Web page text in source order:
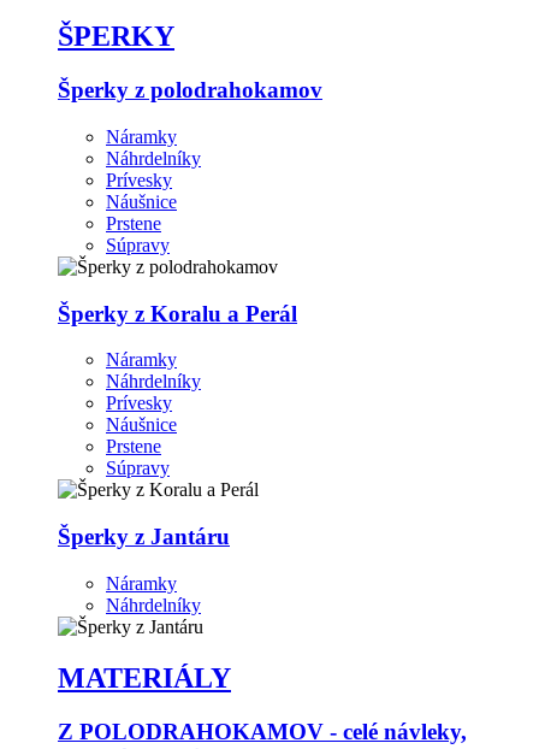
ŠPERKY
Šperky z polodrahokamov
Náramky
Náhrdelníky
Prívesky
Náušnice
Prstene
Súpravy
Šperky z Koralu a Perál
Náramky
Náhrdelníky
Prívesky
Náušnice
Prstene
Súpravy
Šperky z Jantáru
Náramky
Náhrdelníky
MATERIÁLY
Z POLODRAHOKAMOV - celé návleky,